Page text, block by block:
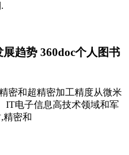
趋势 360doc个人图书
密和超精密加工精度从微米
IT电子信息高技术领域和军
精密和